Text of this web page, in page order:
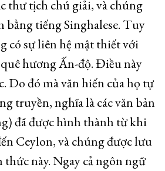
thư tịch chú giải, và chúng
bằng tiếng Singhalese. Tuy
có sự liên hệ mật thiết với
hương Ấn-độ. Điều này
Do đó mà văn hiến của họ tự
truyền, nghĩa là các văn bản
đã được hình thành từ khi
Ceylon, và chúng được lưu
này. Ngay cả ngôn ngữ